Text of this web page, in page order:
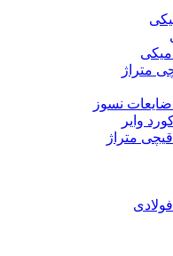
متراژ
نسوز
وایر
متراژ